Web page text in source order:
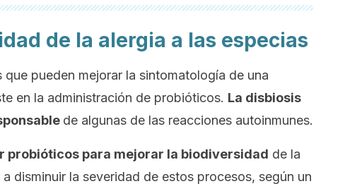
de la alergia a las especias
que pueden mejorar la sintomatología de una
en la administración de probióticos. La disbiosis
de algunas de las reacciones autoinmunes.
probióticos para mejorar la biodiversidad de la
disminuir la severidad de estos procesos, según un